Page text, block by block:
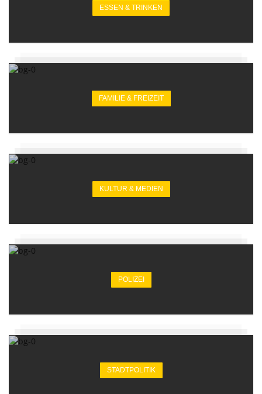
ESSEN & TRINKEN
FAMILIE & FREIZEIT
KULTUR & MEDIEN
POLIZEI
STADTPOLITIK